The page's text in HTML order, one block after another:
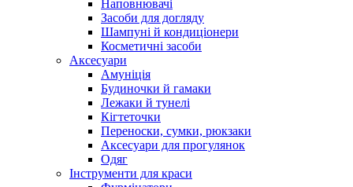
Наповнювачі
Засоби для догляду
Шампуні й кондиціонери
Косметичні засоби
Аксесуари
Амуніція
Будиночки й гамаки
Лежаки й тунелі
Кігтеточки
Переноски, сумки, рюкзаки
Аксесуари для прогулянок
Одяг
Інструменти для краси